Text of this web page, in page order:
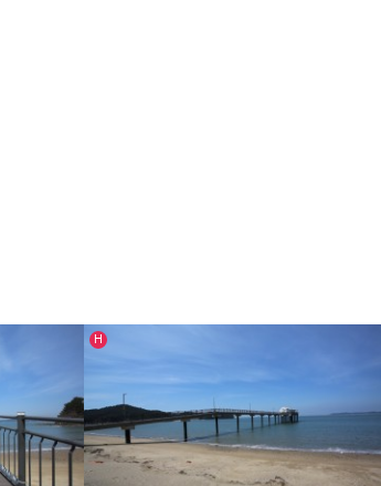
H
인기글